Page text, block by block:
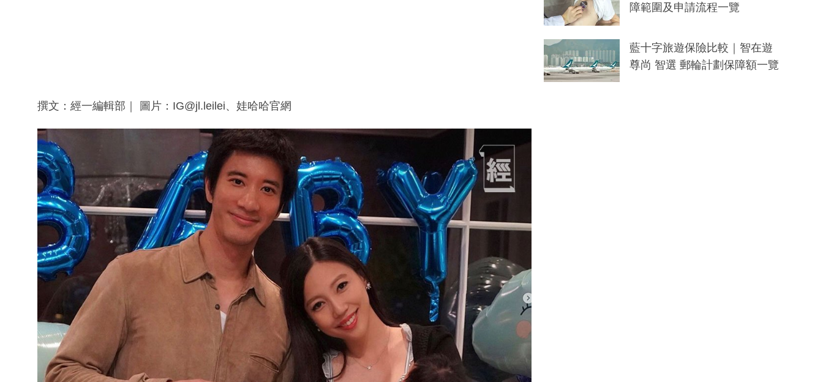
撰文：經一編輯部｜ 圖片：IG@jl.leilei、娃哈哈官網
障範圍及申請流程一覽
藍十字旅遊保險比較｜智在遊
尊尚 智選 郵輪計劃保障額一覽